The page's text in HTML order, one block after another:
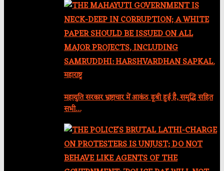
महाराष्ट्र
महायुति सरकार भ्रष्टाचार में आकंठ डूबी हुई है, समृद्धि सहित
सभी…